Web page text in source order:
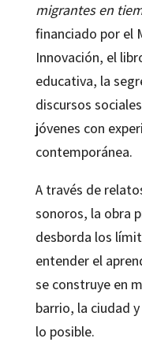
migrantes en
financiado por el
Innovación, el
educativa, la
discursos
jóvenes con
contemporánea.
A través de
sonoros, la obra
desborda los
entender el
se construye en
barrio, la ciudad
lo posible.